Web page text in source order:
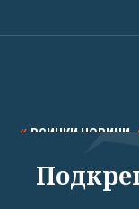
ВСИЧКИ НОВИНИ
СПОРТ